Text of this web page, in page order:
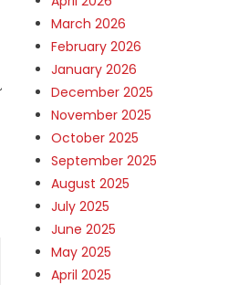
March 2026
February 2026
January 2026
December 2025
November 2025
October 2025
September 2025
August 2025
July 2025
June 2025
May 2025
April 2025